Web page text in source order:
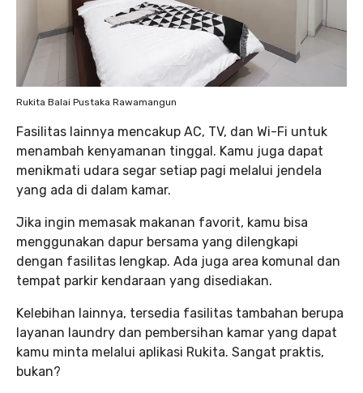
Rukita Balai Pustaka Rawamangun
Fasilitas lainnya mencakup AC, TV, dan Wi-Fi untuk
menambah kenyamanan tinggal. Kamu juga dapat
menikmati udara segar setiap pagi melalui jendela
yang ada di dalam kamar.
Jika ingin memasak makanan favorit, kamu bisa
menggunakan dapur bersama yang dilengkapi
dengan fasilitas lengkap. Ada juga area komunal dan
tempat parkir kendaraan yang disediakan.
Kelebihan lainnya, tersedia fasilitas tambahan berupa
layanan laundry dan pembersihan kamar yang dapat
kamu minta melalui aplikasi Rukita. Sangat praktis,
bukan?